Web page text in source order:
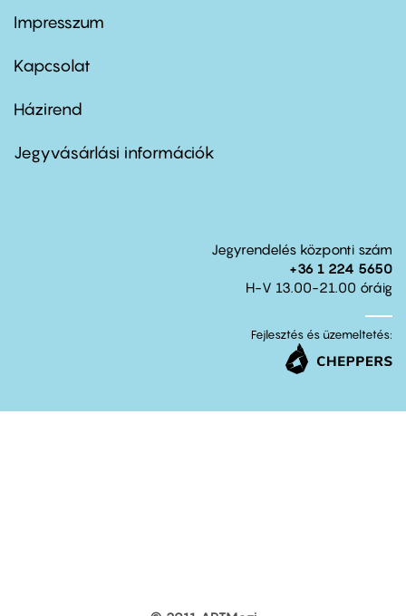
Footer
first
Impresszum
Kapcsolat
Footer
second
Házirend
Jegyvásárlási információk
Jegyrendelés központi szám
+36 1 224 5650
H-V 13.00-21.00 óráig
Fejlesztés és üzemeltetés: